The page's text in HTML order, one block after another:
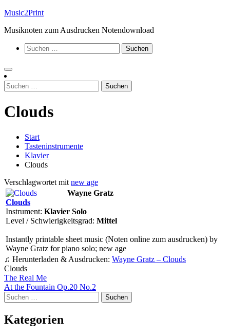
Zum
springen
Music2Print
Musiknoten zum Ausdrucken Notendownload
Suchen
nach:
Suchen
nach:
Clouds
Start
Tasteninstrumente
Klavier
Clouds
Verschlagwortet mit new age
Wayne Gratz
Clouds
Instrument: Klavier Solo
Level / Schwierigkeitsgrad: Mittel
Instantly printable sheet music (Noten online zum ausdrucken) by
Wayne Gratz for piano solo; new age
♫ Herunterladen & Ausdrucken: Wayne Gratz – Clouds
Clouds
Beitragsnavigation
The Real Me
At the Fountain Op.20 No.2
Suchen
nach:
Kategorien